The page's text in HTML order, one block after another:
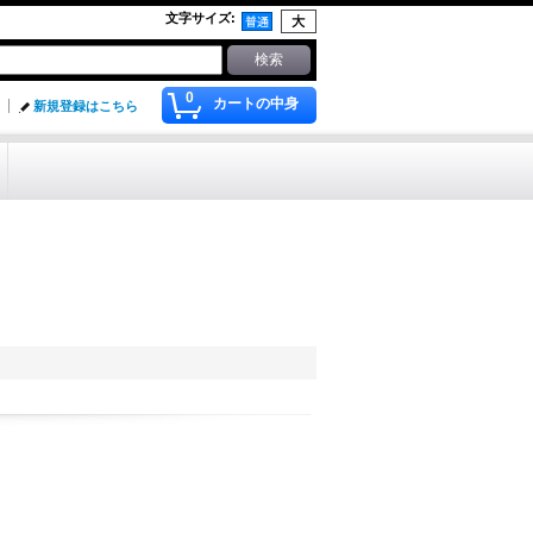
文字サイズ:
0 カートの中身
新規登録はこちら